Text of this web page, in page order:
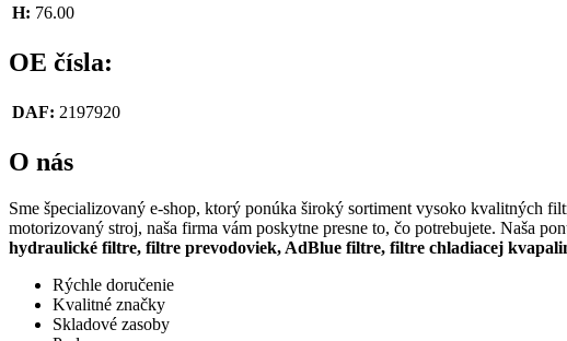
H: 76.00
OE čísla:
DAF: 2197920
O nás
Sme špecializovaný e-shop, ktorý ponúka široký sortiment vysoko kvalitných
motorizovaný stroj, naša firma vám poskytne presne to, čo potrebujete. Naša
hydraulické filtre, filtre prevodoviek, AdBlue filtre, filtre chladiacej
Rýchle doručenie
Kvalitné značky
Skladové zasoby